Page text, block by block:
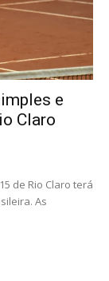
e
Claro
de Rio Claro terá
As